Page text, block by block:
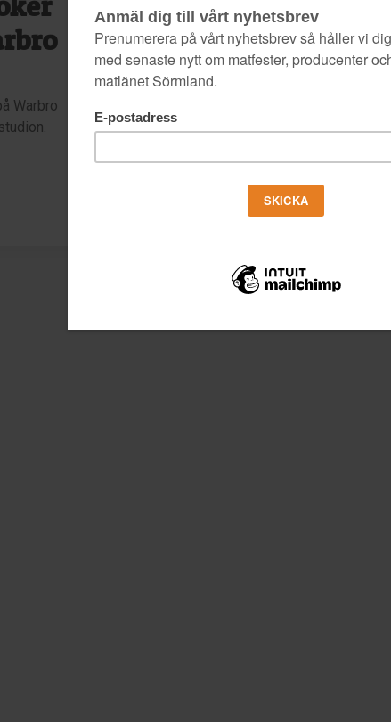
Warbro
Niklas Ekstedt på
Foodstock besöker
Högtorps gård
Foodstock besöker Lena på Högtorp